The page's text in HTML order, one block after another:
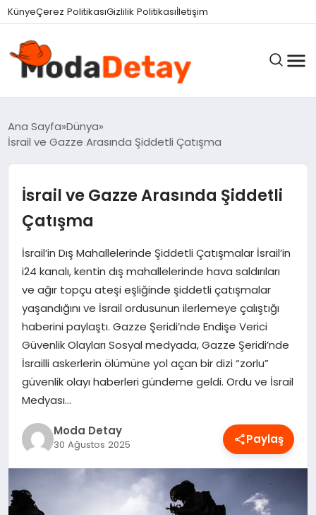
KünyeÇerez PolitikasıGizlilik Politikasıİletişim
GÜNDEM
EĞITIM
EKONOMI
MAGAZIN
SAĞLIK
SPOR
TEKNOLOJI
Ana Sayfa Dünya
İsrail ve Gazze Arasında Şiddetli Çatışma
İsrail ve Gazze Arasında Şiddetli
Çatışma
İsrail’in Dış Mahallelerinde Şiddetli Çatışmalar İsrail’in
i24 kanalı, kentin dış mahallelerinde hava saldırıları
ve ağır topçu ateşi eşliğinde şiddetli çatışmalar
yaşandığını ve İsrail ordusunun ilerlemeye çalıştığı
haberini paylaştı. Gazze Şeridi’nde Endişe Verici
Güvenlik Olayları Sosyal medyada, Gazze Şeridi’nde
İsrailli askerlerin ölümüne yol açan bir dizi “zorlu”
güvenlik olayı haberleri gündeme geldi. Ordu ve İsrail
Medyası…
Moda Detay
30 Ağustos 2025 Paylaş